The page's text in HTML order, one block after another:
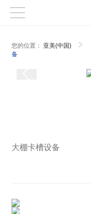
您的位置： 亚美(中国)
备
大棚卡槽设备